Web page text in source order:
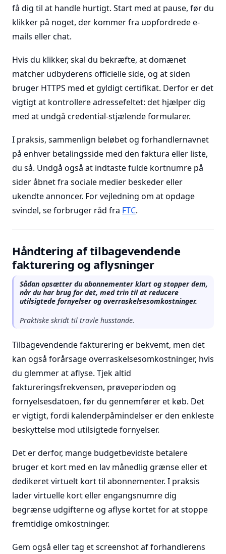
få dig til at handle hurtigt. Start med at pause, før du
klikker på noget, der kommer fra uopfordrede e-
mails eller chat.
Hvis du klikker, skal du bekræfte, at domænet
matcher udbyderens officielle side, og at siden
bruger HTTPS med et gyldigt certifikat. Derfor er det
vigtigt at kontrollere adressefeltet: det hjælper dig
med at undgå credential-stjælende formularer.
I praksis, sammenlign beløbet og forhandlernavnet
på enhver betalingsside med den faktura eller liste,
du så. Undgå også at indtaste fulde kortnumre på
sider åbnet fra sociale medier beskeder eller
ukendte annoncer. For vejledning om at opdage
svindel, se forbruger råd fra FTC.
Håndtering af tilbagevendende
fakturering og aflysninger
Sådan opsætter du abonnementer klart og stopper dem,
når du har brug for det, med trin til at reducere
utilsigtede fornyelser og overraskelsesomkostninger.
Praktiske skridt til travle husstande.
Tilbagevendende fakturering er bekvemt, men det
kan også forårsage overraskelsesomkostninger, hvis
du glemmer at aflyse. Tjek altid
faktureringsfrekvensen, prøveperioden og
fornyelsesdatoen, før du gennemfører et køb. Det
er vigtigt, fordi kalenderpåmindelser er den enkleste
beskyttelse mod utilsigtede fornyelser.
Det er derfor, mange budgetbevidste betalere
bruger et kort med en lav månedlig grænse eller et
dedikeret virtuelt kort til abonnementer. I praksis
lader virtuelle kort eller engangsnumre dig
begrænse udgifterne og aflyse kortet for at stoppe
fremtidige omkostninger.
Gem også eller tag et screenshot af forhandlerens